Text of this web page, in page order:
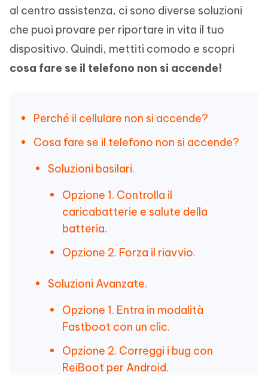
al centro assistenza, ci sono diverse soluzioni
che puoi provare per riportare in vita il tuo
dispositivo. Quindi, mettiti comodo e scopri
cosa fare se il telefono non si accende!
Perché il cellulare non si accende?
Cosa fare se il telefono non si accende?
Soluzioni basilari.
Opzione 1. Controlla il
caricabatterie e salute della
batteria.
Opzione 2. Forza il riavvio.
Soluzioni Avanzate.
Opzione 1. Entra in modalità
Fastboot con un clic.
Opzione 2. Correggi i bug con
ReiBoot per Android.